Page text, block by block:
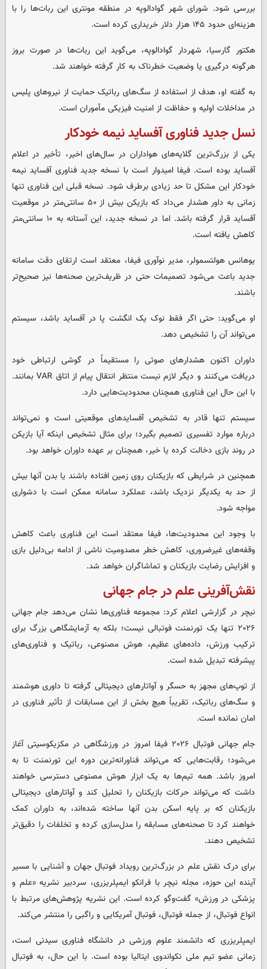
بررسی شود. شورای شهر گوادالوپه در منطقه مونتری این ربات‌ها را با
هزینه‌ای حدود ۱۴۵ هزار دلار خریداری کرده است
.
هکتور گارسیا، شهردار گوادالوپه، می‌گوید این ربات‌ها در صورت بروز
هرگونه درگیری یا وضعیت خطرناک به کار گرفته خواهند شد.
به گفته او، هدف از استفاده از سگ‌های رباتیک حمایت از نیروهای پلیس
در مداخلات اولیه و حفاظت از امنیت فیزیکی مأموران است.
نسل جدید فناوری آفساید نیمه‌خودکار
یکی از بزرگ‌ترین گلایه‌های هواداران در سال‌های اخیر، تأخیر در اعلام
آفساید بوده است. فیفا امیدوار است با نسخه جدید فناوری آفساید نیمه‌
خودکار این مشکل تا حد زیادی برطرف شود. نسخه قبلی این فناوری تنها
زمانی به داور هشدار می‌داد که بازیکن بیش از ۵۰ سانتی‌متر در موقعیت
آفساید قرار گرفته باشد.
اما در نسخه جدید، این آستانه به ۱۰ سانتی‌متر
کاهش یافته است.
یوهانس هولتسمولر، مدیر نوآوری فیفا، معتقد است ارتقای دقت سامانه
جدید باعث می‌شود تصمیمات حتی در ظریف‌ترین صحنه‌ها نیز صحیح‌تر
باشند.
او می‌گوید: حتی اگر فقط نوک یک انگشت پا در آفساید باشد، سیستم
می‌تواند آن را تشخیص دهد.
داوران اکنون هشدارهای صوتی را مستقیماً در گوشی ارتباطی خود
دریافت می‌کنند و دیگر لازم نیست منتظر انتقال پیام از اتاق
بمانند.
با این حال این فناوری همچنان محدودیت‌هایی دارد.
سیستم تنها قادر به تشخیص آفسایدهای موقعیتی است و نمی‌تواند
درباره موارد تفسیری تصمیم بگیرد؛ برای مثال تشخیص اینکه آیا بازیکن
در روند بازی دخالت کرده یا خیر، همچنان بر عهده داوران خواهد بود.
همچنین در شرایطی که بازیکنان روی زمین افتاده باشند یا بدن آنها بیش
از حد به یکدیگر نزدیک باشد، عملکرد سامانه ممکن است با دشواری
مواجه شود.
با وجود این محدودیت‌ها، فیفا معتقد است این فناوری باعث کاهش
وقفه‌های غیرضروری، کاهش خطر مصدومیت ناشی از ادامه بی‌دلیل بازی
و افزایش رضایت بازیکنان و تماشاگران خواهد شد.
نقش‌آفرینی علم در جام جهانی
نیچر در گزارشی اعلام کرد: مجموعه فناوری‌ها نشان می‌دهد جام جهانی
۲۰۲۶ تنها یک تورنمنت فوتبالی نیست؛ بلکه به آزمایشگاهی بزرگ برای
ترکیب ورزش، داده‌های عظیم، هوش مصنوعی، رباتیک و فناوری‌های
پیشرفته تبدیل شده است.
از توپ‌های مجهز به حسگر و آواتارهای دیجیتالی گرفته تا داوری هوشمند
و سگ‌های رباتیک، تقریباً هیچ بخش از این مسابقات از تأثیر فناوری در
امان نمانده است.
جام جهانی فوتبال ۲۰۲۶ فیفا امروز در ورزشگاهی در مکزیکوسیتی آغاز
می‌شود؛ رقابت‌هایی که می‌تواند فناورانه‌ترین دوره این تورنمنت تا به
امروز باشد. همه تیم‌ها به یک ابزار هوش مصنوعی دسترسی خواهند
داشت که می‌تواند حرکات بازیکنان را تحلیل کند و آواتارهای دیجیتالی
بازیکنان که بر پایه اسکن بدن آنها ساخته شده‌اند، به داوران کمک
خواهند کرد تا صحنه‌های مسابقه را مدل‌سازی کرده و تخلفات را دقیق‌تر
تشخیص دهند.
برای درک نقش علم در بزرگ‌ترین رویداد فوتبال جهان و آشنایی با مسیر
آینده این حوزه، مجله نیچر با فرانکو ایمپلریزری، سردبیر نشریه «علم و
پزشکی در ورزش» گفت‌وگو کرده است. این نشریه پژوهش‌های مرتبط با
انواع فوتبال، از جمله فوتبال، فوتبال آمریکایی و راگبی را منتشر می‌کند.
ایمپلریزری که دانشمند علوم ورزشی در دانشگاه فناوری سیدنی است،
زمانی عضو تیم ملی تکواندوی ایتالیا بوده است. با این حال، به فوتبال